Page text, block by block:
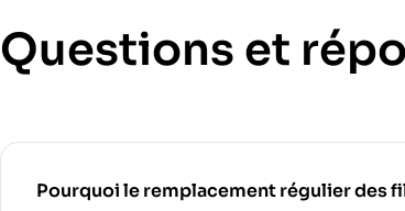
Questions et
Pourquoi le remplacement régulier des